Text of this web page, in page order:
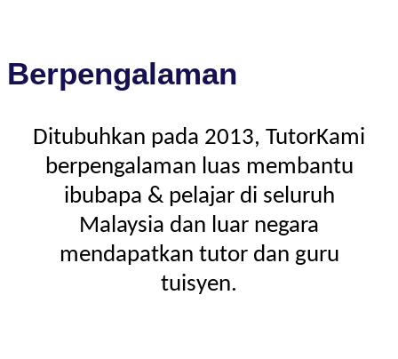
Berpengalaman
Ditubuhkan pada 2013, TutorKami
berpengalaman luas membantu
ibubapa & pelajar di seluruh
Malaysia dan luar negara
mendapatkan tutor dan guru
tuisyen.